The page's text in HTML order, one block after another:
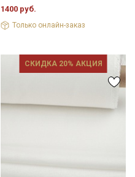
1400 руб.
Только онлайн-заказ
СКИДКА 20% АКЦИЯ